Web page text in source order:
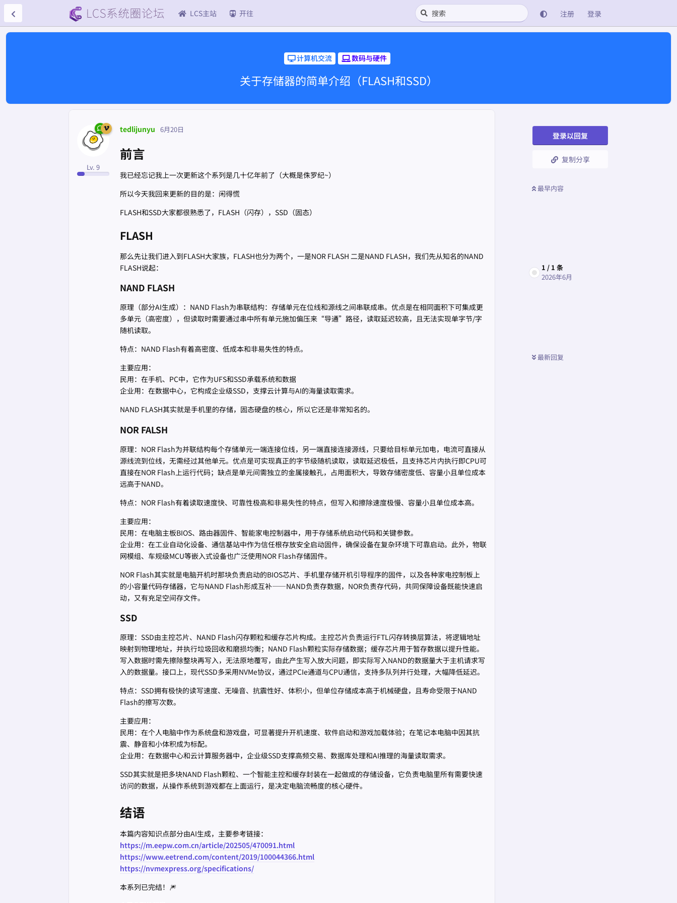
LCS主站 开往 注册 登录
计算机交流 数码与硬件
关于存储器的简单介绍（FLASH和SSD）
登录以回复
复制分享
最早内容
1 / 1 条
2026年6月
最新回复
tedlijunyu
Lv. 9
6月20日
前言
我已经忘记我上一次更新这个系列是几十亿年前了（大概是侏罗纪~）
所以今天我回来更新的目的是：闲得慌
FLASH和SSD大家都很熟悉了，FLASH（闪存），SSD（固态）
FLASH
那么先让我们进入到FLASH大家族，FLASH也分为两个，一是NOR FLASH 二是NAND FLASH，我们先从知名的NAND
FLASH说起：
NAND FLASH
原理（部分AI生成）：NAND Flash为串联结构：存储单元在位线和源线之间串联成串。优点是在相同面积下可集成更
多单元（高密度），但读取时需要通过串中所有单元施加偏压来“导通”路径，读取延迟较高，且无法实现单字节/字
随机读取。
特点：NAND Flash有着高密度、低成本和非易失性的特点。
主要应用：
民用：在手机、PC中，它作为UFS和SSD承载系统和数据
企业用：在数据中心，它构成企业级SSD，支撑云计算与AI的海量读取需求。
NAND FLASH其实就是手机里的存储，固态硬盘的核心，所以它还是非常知名的。
NOR FALSH
原理：NOR Flash为并联结构每个存储单元一端连接位线，另一端直接连接源线，只要给目标单元加电，电流可直接从
源线流到位线，无需经过其他单元。优点是可实现真正的字节级随机读取，读取延迟极低，且支持芯片内执行即CPU可
直接在NOR Flash上运行代码；缺点是单元间需独立的金属接触孔，占用面积大，导致存储密度低、容量小且单位成本
远高于NAND。
特点：NOR Flash有着读取速度快、可靠性极高和非易失性的特点，但写入和擦除速度极慢、容量小且单位成本高。
主要应用：
民用：在电脑主板BIOS、路由器固件、智能家电控制器中，用于存储系统启动代码和关键参数。
企业用：在工业自动化设备、通信基站中作为信任根存放安全启动固件，确保设备在复杂环境下可靠启动。此外，物联
网模组、车规级MCU等嵌入式设备也广泛使用NOR Flash存储固件。
NOR Flash其实就是电脑开机时那块负责启动的BIOS芯片、手机里存储开机引导程序的固件，以及各种家电控制板上
的小容量代码存储器，它与NAND Flash形成互补——NAND负责存数据，NOR负责存代码，共同保障设备既能快速启
动，又有充足空间存文件。
SSD
原理：SSD由主控芯片、NAND Flash闪存颗粒和缓存芯片构成。主控芯片负责运行FTL闪存转换层算法，将逻辑地址
映射到物理地址，并执行垃圾回收和磨损均衡；NAND Flash颗粒实际存储数据；缓存芯片用于暂存数据以提升性能。
写入数据时需先擦除整块再写入，无法原地覆写，由此产生写入放大问题，即实际写入NAND的数据量大于主机请求写
入的数据量。接口上，现代SSD多采用NVMe协议，通过PCIe通道与CPU通信，支持多队列并行处理，大幅降低延迟。
特点：SSD拥有极快的读写速度、无噪音、抗震性好、体积小，但单位存储成本高于机械硬盘，且寿命受限于NAND
Flash的擦写次数。
主要应用：
民用：在个人电脑中作为系统盘和游戏盘，可显著提升开机速度、软件启动和游戏加载体验；在笔记本电脑中因其抗
震、静音和小体积成为标配。
企业用：在数据中心和云计算服务器中，企业级SSD支撑高频交易、数据库处理和AI推理的海量读取需求。
SSD其实就是把多块NAND Flash颗粒、一个智能主控和缓存封装在一起做成的存储设备，它负责电脑里所有需要快速
访问的数据，从操作系统到游戏都在上面运行，是决定电脑流畅度的核心硬件。
结语
本篇内容知识点部分由AI生成，主要参考链接：
https://m.eepw.com.cn/article/202505/470091.html
https://www.eetrend.com/content/2019/100044366.html
https://nvmexpress.org/specifications/
本系列已完结！🎆